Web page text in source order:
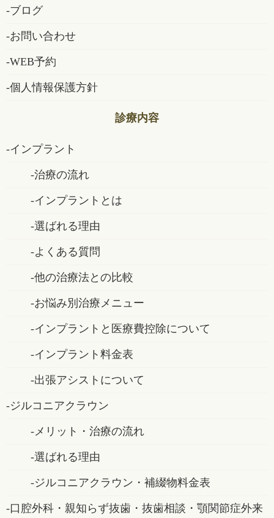
ブログ
お問い合わせ
WEB予約
個人情報保護方針
診療内容
インプラント
治療の流れ
インプラントとは
選ばれる理由
よくある質問
他の治療法との比較
お悩み別治療メニュー
インプラントと医療費控除について
インプラント料金表
出張アシストについて
ジルコニアクラウン
メリット・治療の流れ
選ばれる理由
ジルコニアクラウン・補綴物料金表
口腔外科・親知らず抜歯・抜歯相談・顎関節症外来